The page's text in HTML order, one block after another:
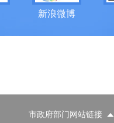
新浪微博
市政府部门网站链接
各区政府部门网站